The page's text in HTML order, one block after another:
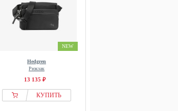
NEW
Hedgren
Рюкзак
13 135 ₽
КУПИТЬ